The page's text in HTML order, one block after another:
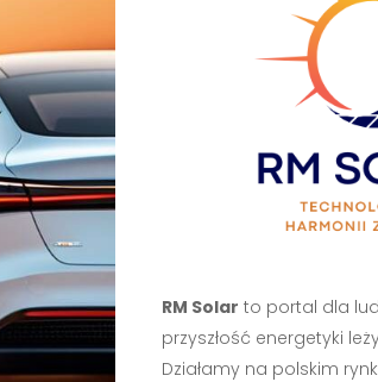
RM Solar to portal dla
przyszłość energetyki
Działamy na polskim